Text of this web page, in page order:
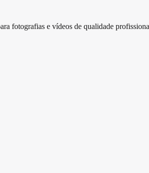
fotografias e vídeos de qualidade